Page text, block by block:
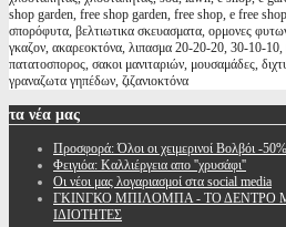
shop garden, free shop garden, free shop, e free
σπορόφυτα, βελτιωτικα σκευασματα, ορμονες
γκαζον, ακαρεοκτόνα, λιπασμα 20-20-20, 30-10-10,
πατατοσπορος, σακοι μανιταριών, μουσαμάδες,
γραναζωτα γηπέδων, ζιζανιοκτόνα
τα νέα μας
Προσφορά: Όλοι οι χειμερινοί Βολβόι -
Φειγιόα: Καλλιέργεια απο ''χρυσάφι''
Oι νέοι μας λογαριασμοί στα social media
ΓΚΙΝΓΚΟ ΜΠΙΛΟΜΠΑ - ΤΟ ΔΕΝΤΡΟ
ΙΔΙΟΤΗΤΕΣ